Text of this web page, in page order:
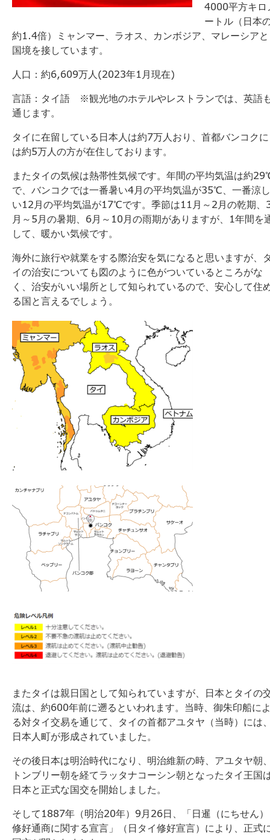
4000平方キロ
ートル（日本
約1.4倍）ミャンマー、ラオス、カンボジア、マレーシアと
国境を接しています。
人口：約6,609万人(2023年1月現在)
言語：タイ語 ※観光地のホテルやレストランでは、英語
通じます。
タイに在留している日本人は約7万人おり、首都バンコクに
は約5万人の方が在住しております。
またタイの気候は熱帯性気候です。年間の平均気温は約
で、バンコクでは一番暑い4月の平均気温が35℃、一番涼し
い12月の平均気温が17℃です。季節は11月～2月の乾期、
月～5月の暑期、6月～10月の雨期がありますが、1年間を
して、暖かい気候です。
海外に旅行や就業をする際治安を気になると思いますが、
イの治安についても図のように色がついているところがな
く、治安がいい場所として知られているので、安心して住
る国と言えるでしょう。
またタイは親日国として知られていますが、日本とタイの
流は、約600年前に遡るといわれます。当時、御朱印船に
る対タイ交易を通じて、タイの首都アユタヤ（当時）には
日本人町が形成されていました。
その後日本は明治時代になり、明治維新の時、アユタヤ朝
トンブリー朝を経てラッタナコーシン朝となったタイ王国
日本と正式な国交を開始しました。
そして1887年（明治20年）9月26日、「日暹（にちせん）
修好通商に関する宣言」（日タイ修好宣言）により、正式